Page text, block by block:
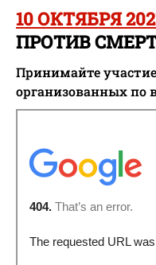
10 ОКТЯБРЯ
ПРОТИВ
Принимайте
организованных по